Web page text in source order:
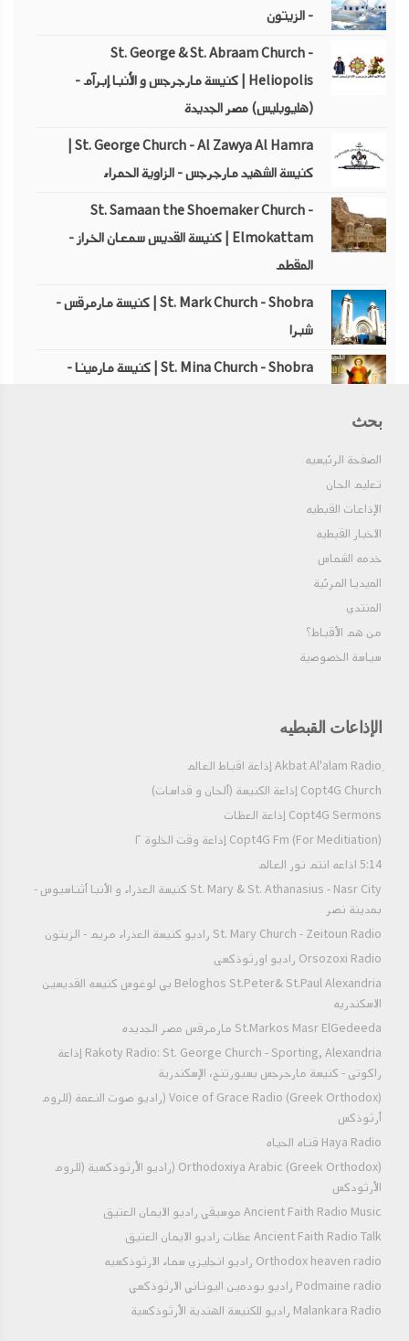
- الزيتون
St. George & St. Abraam Church -
Heliopolis | كنيسة مارجرجس و الأنبا إبرآم -
(هليوبليس) مصر الجديدة
كنيسة الشهيد مارجرجس - الزاوية الحمراء
St. Samaan the Shoemaker Church -
Elmokattam | كنيسة القديس سمعان الخراز -
المقطم
St. Mark Church - Shobra | كنيسة مارمرقس -
شبرا
St. Mina Church - Shobra | كنيسة مارمينا -
أنطونيوس - شبرا
أنطونيوس - المعادى
| كنيسة العذراء مريم - محرم بك، الإسكندرية
St. Mary & St. Marina Church - Haret el-
Roum | كنيسة العذراء مريم المغيثة و الشهيدة
مارينا - حارة الروم
مريم - روض الفرج
- أرض الجولف
St. Mary Church - Aswan | كنيسة العذراء مريم -
Archangel Michael Cathedral - Aswan |
كاتدرائية الملاك ميخائيل - أسوان
Archangel Michael Church (Deir Elmalak
Elbahary) | دير الملاك البحرى
St. Mary & St. Athanasius Church - Nasr City
كنيسة العذراء مريم - قصرية الريحان
St. Dolagy & her Four Children Church -
بحث
الصفحة الرئيسيه
تعليم الحان
الإذاعات القبطيه
الاخبار القبطيه
خدمه الشماس
الميديا المرئية
المنتدي
من هم الأقباط؟‎
سياسة الخصوصية
الإذاعات القبطيه
Copt4G Church إذاعة الكنيسة (ألحان و قداسات)
Copt4G Sermons إذاعة العظات
Copt4G Fm (For Meditiation) إذاعة وقت الخلوة ٢
5:14 اذاعه انتم نور العالم
St. Mary & St. Athanasius - Nasr City كنيسة العذراء و الأنبا أثناسيوس -
بمدينة نصر
St. Mary Church - Zeitoun Radio راديو كنيسة العذراء مريم - الزيتون
Orsozoxi Radio راديو اورثوذكسى
Beloghos St.Peter& St.Paul Alexandria بي لوغوس كنيسه القديسين
الاسكندريه
St.Markos Masr ElGedeeda مارمرقس مصر الجديده
Rakoty Radio: St. George Church - Sporting, Alexandria إذاعة
راكوتى - كنيسة مارجرجس بسبورتنج، الإسكندرية
Voice of Grace Radio (Greek Orthodox) (راديو صوت النعمة (للروم
أرثوذكس
Haya Radio قناه الحياه
Orthodoxiya Arabic (Greek Orthodox) (راديو الأرثوذكسية (للروم
الأرثودكس
Ancient Faith Radio Music موسيقي راديو الايمان العتيق
Ancient Faith Radio Talk عظات راديو الايمان العتيق
Orthodox heaven radio راديو انجليزي سماء الارثوذكسيه
Podmaine radio راديو بودمين اليوناني الارثوذكسي
Malankara Radio راديو للكنيسة الهندية الأرثوذكسية